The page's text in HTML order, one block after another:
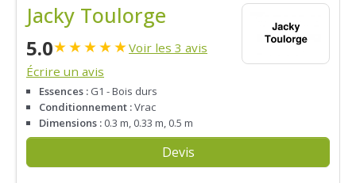
Jacky Toulorge
5.0★★★★★Voir les 3 avis
Écrire un avis
Essences : G1 - Bois durs
Conditionnement :Vrac
Dimensions : 0.3 m, 0.33 m, 0.5 m
Devis